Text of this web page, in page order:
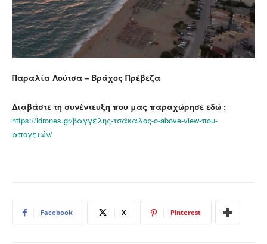
Παραλία Λούτσα – Βράχος Πρέβεζα
Διαβάστε τη συνέντευξη που μας παραχώρησε εδώ :
https://idrones.gr/βαγγέλης-τσάκαλος-ο-above-view-που-
απογειών/
Facebook X Pinterest